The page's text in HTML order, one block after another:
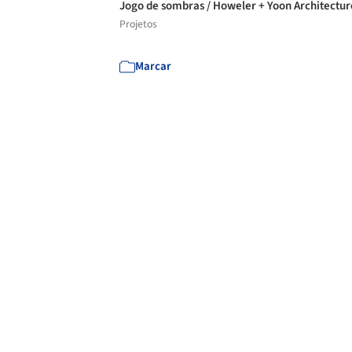
Jogo de sombras / Howeler + Yoon
Projetos
Marcar